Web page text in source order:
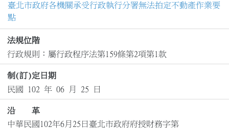
臺北市政府各機關承受行政執行分署無法拍定不動產作業要
點
法規位階
行政規則：屬行政程序法第159條第2項第1款
制(訂)定日期
民國 102 年 06 月 25 日
沿 革
中華民國102年6月25日臺北市政府府授財務字第